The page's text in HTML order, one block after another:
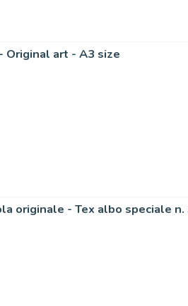
Original art - A3 size